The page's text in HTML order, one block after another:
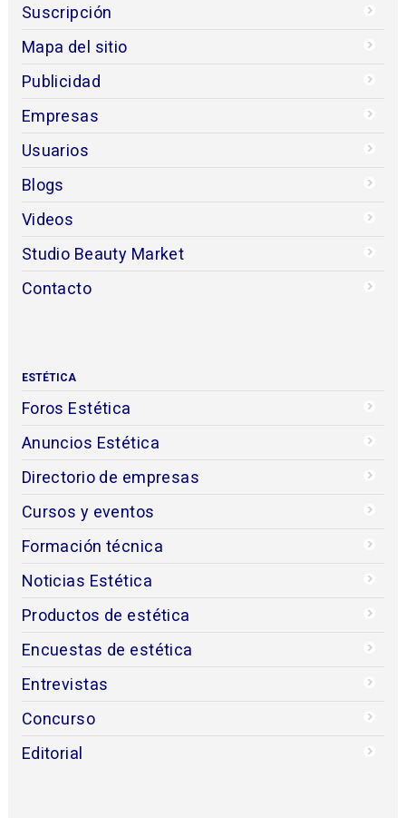
Suscripción
Mapa del sitio
Publicidad
Empresas
Usuarios
Blogs
Videos
Studio Beauty Market
Contacto
ESTÉTICA
Foros Estética
Anuncios Estética
Directorio de empresas
Cursos y eventos
Formación técnica
Noticias Estética
Productos de estética
Encuestas de estética
Entrevistas
Concurso
Editorial